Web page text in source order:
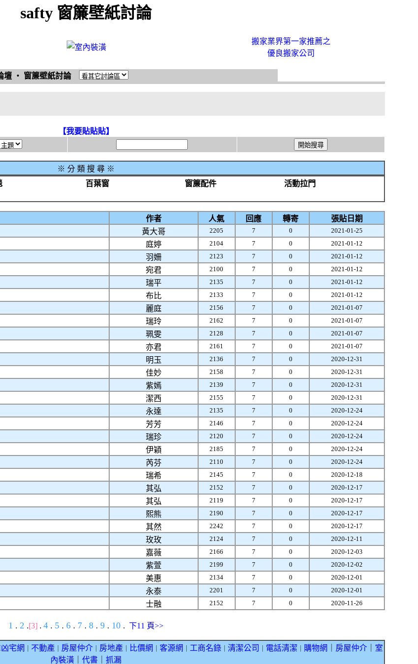
safty 窗簾壁紙討論
搬家業界第一家推薦之
優良搬家公司
壇 ‧ 窗簾壁紙討論
【我要貼貼貼】
※ 分 類 搜 尋 ※
百葉窗 窗簾配件
活動拉門
作者 人氣 回應 轉寄
張貼日期
黃大哥 2205 7 0 2021-01-25
庭婷 2104 7 0 2021-01-12
羽姍 2123 7 0 2021-01-12
宛君 2100 7 0 2021-01-12
瑞平 2135 7 0 2021-01-12
布比 2133 7 0 2021-01-12
麗庭 2156 7 0 2021-01-07
瑞玲 2162 7 0 2021-01-07
珮雯 2128 7 0 2021-01-07
亦君 2161 7 0 2021-01-07
明玉 2136 7 0 2020-12-31
佳妙 2158 7 0 2020-12-31
紫嫣 2139 7 0 2020-12-31
潔西 2155 7 0 2020-12-31
永達 2135 7 0 2020-12-24
芳芳 2146 7 0 2020-12-24
瑞珍 2120 7 0 2020-12-24
伊穎 2185 7 0 2020-12-24
芮芬 2110 7 0 2020-12-24
瑞希 2145 7 0 2020-12-18
其弘 2152 7 0 2020-12-17
其弘 2119 7 0 2020-12-17
熙熊 2190 7 0 2020-12-17
其然 2242 7 0 2020-12-17
玫玫 2124 7 0 2020-12-11
嘉薇 2166 7 0 2020-12-03
紫萱 2199 7 0 2020-12-02
美惠 2134 7 0 2020-12-01
永泰 2201 7 0 2020-12-01
士融 2152 7 0 2020-11-26
1 . 2 .[3] . 4 . 5 . 6 . 7 . 8 . 9 . 10 . 下11 頁>>
宅網 不動產｜ 房屋仲介｜ 房地產｜ 比價網 客源網 工商名錄｜ 清潔公司 電話清潔 購物網 房屋仲介｜ 室
內裝潢
代書 抓漏